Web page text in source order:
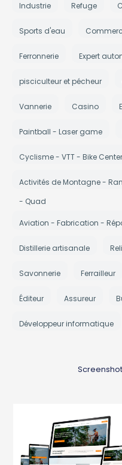
Industrie Refuge
Sports d'eau
Ferronnerie Expert
pisciculteur et pécheur
Vannerie Casino
Paintball - Laser game
Cyclisme - VTT - Bike Center
Activités de Montagne -
- Quad
Aviation - Fabrication -
Distillerie artisanale
Savonnerie Ferrailleur
Éditeur Assureur
Développeur informatique